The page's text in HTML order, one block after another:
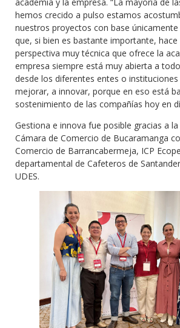
hemos crecido a pulso estamos
nuestros proyectos con base únicamente
que, si bien es bastante importante,
perspectiva muy técnica que ofrece la
empresa siempre está muy abierta a
desde los diferentes entes o
mejorar, a innovar, porque en eso está
sostenimiento de las compañías hoy en
Gestiona e innova fue posible gracias a
Cámara de Comercio de Bucaramanga
Comercio de Barrancabermeja, ICP
departamental de Cafeteros de
UDES.